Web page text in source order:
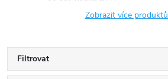
Zobrazit více produktů
Filtrovat